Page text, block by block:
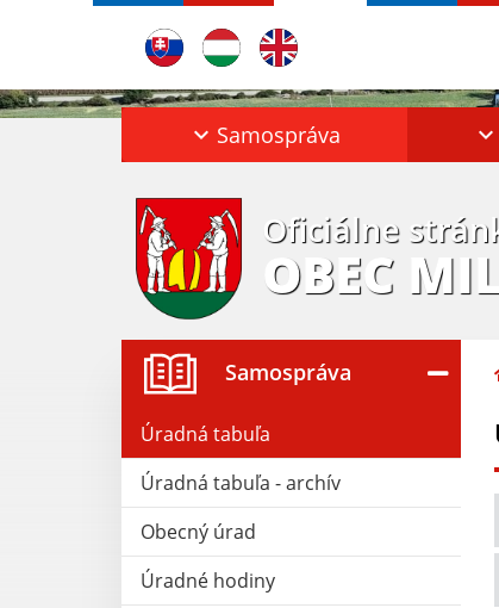
Samospráva
Oficiálne
OBEC
Samospráva
Úradná tabuľa
Úradná tabuľa - archív
Obecný úrad
Úradné hodiny